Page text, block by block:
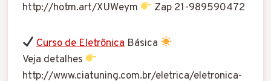
http://hotm.art/XUWeym
Zap 21-989590472
Curso de Eletrônica Básica
Veja detalhes
http://www.ciatuning.com.br/eletrica/eletronica-